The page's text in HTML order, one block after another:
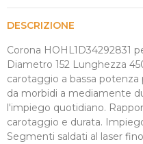
DESCRIZIONE
Corona HOHL1D34292831
Diametro 152 Lunghezza
carotaggio a bassa
da morbidi a mediamente
l'impiego quotidiano.
carotaggio e durata.
Segmenti saldati al laser